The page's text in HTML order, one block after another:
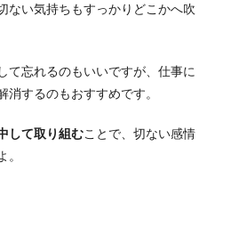
ない気持ちもすっかりどこかへ吹
て忘れるのもいいですが、仕事に
するのもおすすめです。
して取り組むことで、切ない感情
。